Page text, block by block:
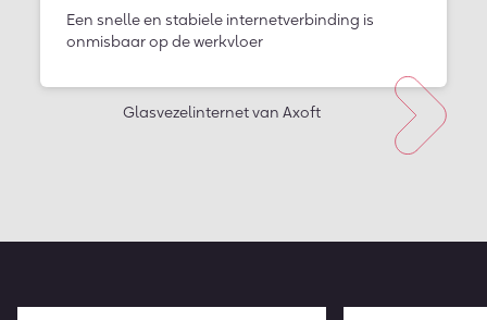
Een snelle en stabiele internetverbinding is
onmisbaar op de werkvloer
Glasvezelinternet van Axoft